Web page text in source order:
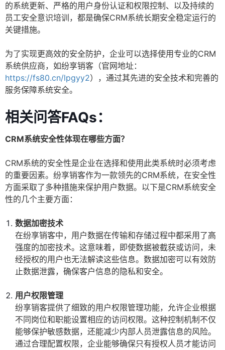
的系统更新、严格的用户身份认证和权限控制、以及持续的
员工安全意识培训，都是确保CRM系统长期安全稳定运行的
关键措施。
为了实现更高效的安全防护，企业可以选择使用专业的CRM
系统供应商，如纷享销客（官网地址：
https://fs80.cn/lpgyy2），通过其先进的安全技术和完善的
服务保障系统安全。
相关问答FAQs：
CRM系统安全性体现在哪些方面？
CRM系统的安全性是企业在选择和使用此类系统时必须考虑
的重要因素。纷享销客作为一款领先的CRM系统，在安全性
方面采取了多种措施来保护用户数据。以下是CRM系统安全
性的几个主要方面：
数据加密技术
在纷享销客中，用户数据在传输和存储过程中都采用了高
强度的加密技术。这意味着，即使数据被截获或访问，未
经授权的用户也无法解读这些信息。数据加密可以有效防
止数据泄露，确保客户信息的隐私和安全。
用户权限管理
纷享销客提供了细致的用户权限管理功能，允许企业根据
不同岗位和职能设置相应的访问权限。这种控制机制不仅
能够保护敏感数据，还能减少内部人员泄露信息的风险。
通过合理配置权限，企业能够确保只有授权人员才能访问